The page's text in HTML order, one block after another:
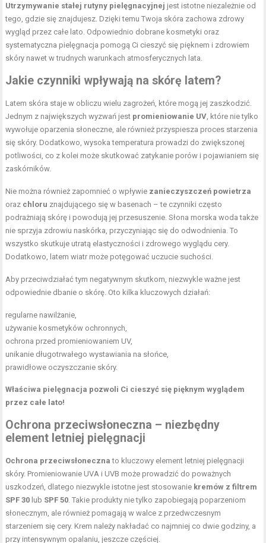
Utrzymywanie stałej rutyny pielęgnacyjnej jest istotne niezależnie od
tego, gdzie się znajdujesz. Dzięki temu Twoja skóra zachowa zdrowy
wygląd przez całe lato. Odpowiednio dobrane kosmetyki oraz
systematyczna pielęgnacja pomogą Ci cieszyć się pięknem i zdrowiem
skóry nawet w trudnych warunkach atmosferycznych lata.
Jakie czynniki wpływają na skórę latem?
Latem skóra staje w obliczu wielu zagrożeń, które mogą jej zaszkodzić.
Jednym z największych wyzwań jest promieniowanie UV , które nie tylko
wywołuje oparzenia słoneczne, ale również przyspiesza proces starzenia
się skóry. Dodatkowo, wysoka temperatura prowadzi do zwiększonej
potliwości, co z kolei może skutkować zatykanie porów i pojawianiem się
zaskórników.
Nie można również zapomnieć o wpływie zanieczyszczeń powietrza
oraz chloru znajdującego się w basenach – te czynniki często
podrażniają skórę i powodują jej przesuszenie. Słona morska woda także
nie sprzyja zdrowiu naskórka, przyczyniając się do odwodnienia. To
wszystko skutkuje utratą elastyczności i zdrowego wyglądu cery.
Dodatkowo, latem wiatr może potęgować uczucie suchości.
Aby przeciwdziałać tym negatywnym skutkom, niezwykle ważne jest
odpowiednie dbanie o skórę. Oto kilka kluczowych działań:
regularne nawilżanie,
używanie kosmetyków ochronnych,
ochrona przed promieniowaniem UV,
unikanie długotrwałego wystawiania na słońce,
prawidłowe oczyszczanie skóry.
Właściwa pielęgnacja pozwoli Ci cieszyć się pięknym wyglądem
przez całe lato!
Ochrona przeciwsłoneczna – niezbędny
element letniej pielęgnacji
Ochrona przeciwsłoneczna to kluczowy element letniej pielęgnacji
skóry. Promieniowanie UVA i UVB może prowadzić do poważnych
uszkodzeń, dlatego niezwykle istotne jest stosowanie kremów z filtrem
SPF 30 lub SPF 50 . Takie produkty nie tylko zapobiegają poparzeniom
słonecznym, ale również pomagają w walce z przedwczesnym
starzeniem się cery. Krem należy nakładać co najmniej co dwie godziny, a
przy intensywnym opalaniu, jeszcze częściej.